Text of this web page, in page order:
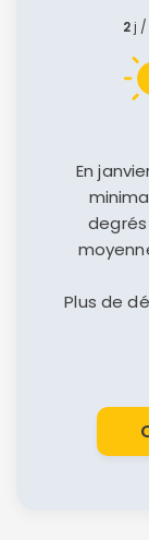
2j /
En
Plus de